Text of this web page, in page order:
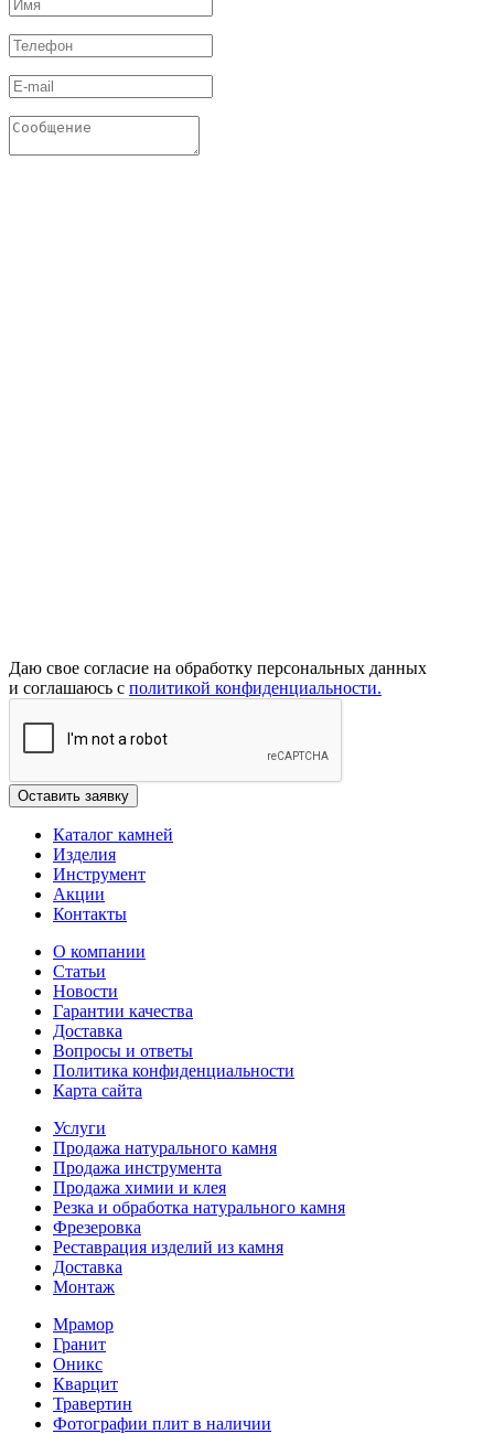
Даю свое согласие на обработку персональных данных
и соглашаюсь с политикой конфиденциальности.
Каталог камней
Изделия
Инструмент
Акции
Контакты
О компании
Статьи
Новости
Гарантии качества
Доставка
Вопросы и ответы
Политика конфиденциальности
Карта сайта
Услуги
Продажа натурального камня
Продажа инструмента
Продажа химии и клея
Резка и обработка натурального камня
Фрезеровка
Реставрация изделий из камня
Доставка
Монтаж
Мрамор
Гранит
Оникс
Кварцит
Травертин
Фотографии плит в наличии